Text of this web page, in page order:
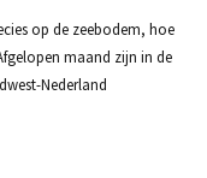
op de zeebodem, hoe
maand zijn in de
Nederland